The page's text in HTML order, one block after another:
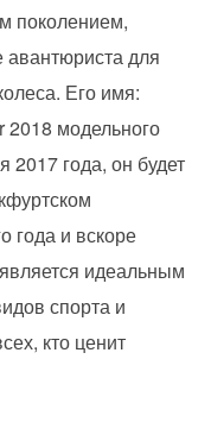
поколением,
авантюриста для
Его имя:
модельного
2017 года, он будет
года и вскоре
идеальным
спорта и
кто ценит